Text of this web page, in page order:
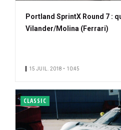
Portland SprintX Round 7 :
Vilander/Molina (Ferrari)
15 JUIL. 2018 • 10:45
CLASSIC